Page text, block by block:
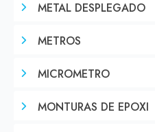
METAL DESPLEGADO
METROS
MICROMETRO
MONTURAS DE EPOXI